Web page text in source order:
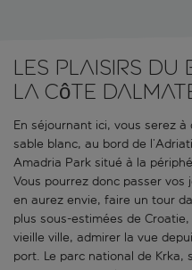
Les plaisirs du
la côte
En séjournant ici, vous serez à
sable blanc, au bord de
Amadria Park situé à la
Vous pourrez donc passer
en aurez envie, faire un tour
plus sous-estimées de
vieille ville, admirer la vue
port. Le parc national de Krka,